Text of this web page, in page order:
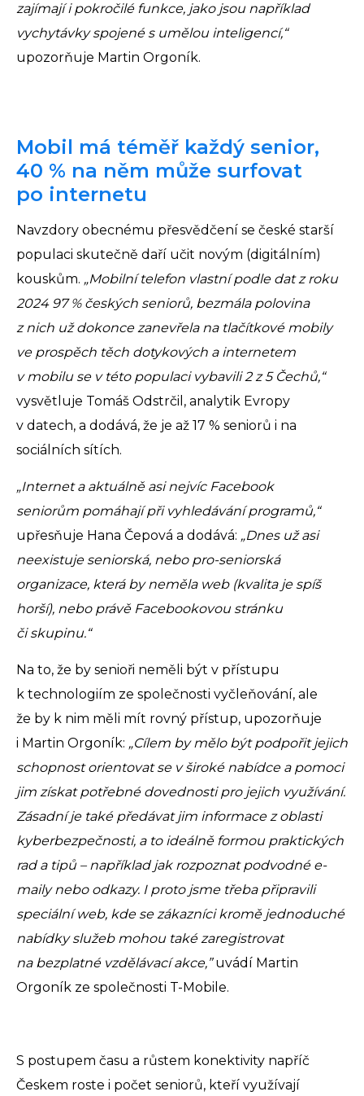
zajímají i pokročilé funkce, jako jsou například
vychytávky spojené s umělou inteligencí,“
upozorňuje Martin Orgoník.
Mobil má téměř každý senior,
40 % na něm může surfovat
po internetu
Navzdory obecnému přesvědčení se české starší
populaci skutečně daří učit novým (digitálním)
kouskům. „Mobilní telefon vlastní podle dat z roku
2024 97 % českých seniorů, bezmála polovina
z nich už dokonce zanevřela na tlačítkové mobily
ve prospěch těch dotykových a internetem
v mobilu se v této populaci vybavili 2 z 5 Čechů,“
vysvětluje Tomáš Odstrčil, analytik Evropy
v datech, a dodává, že je až 17 % seniorů i na
sociálních sítích.
„Internet a aktuálně asi nejvíc Facebook
seniorům pomáhají při vyhledávání programů,“
upřesňuje Hana Čepová a dodává: „Dnes už asi
neexistuje seniorská, nebo pro-seniorská
organizace, která by neměla web (kvalita je spíš
horší), nebo právě Facebookovou stránku
či skupinu.“
Na to, že by senioři neměli být v přístupu
k technologiím ze společnosti vyčleňování, ale
že by k nim měli mít rovný přístup, upozorňuje
i Martin Orgoník: „Cílem by mělo být podpořit jejich
schopnost orientovat se v široké nabídce a pomoci
jim získat potřebné dovednosti pro jejich využívání.
Zásadní je také předávat jim informace z oblasti
kyberbezpečnosti, a to ideálně formou praktických
rad a tipů – například jak rozpoznat podvodné e-
maily nebo odkazy. I proto jsme třeba připravili
speciální web, kde se zákazníci kromě jednoduché
nabídky služeb mohou také zaregistrovat
na bezplatné vzdělávací akce,”uvádí Martin
Orgoník ze společnosti T-Mobile.
S postupem času a růstem konektivity napříč
Českem roste i počet seniorů, kteří využívají